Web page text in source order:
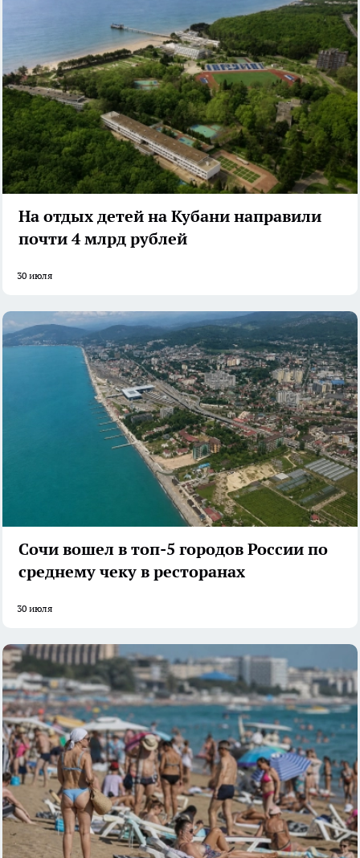
На отдых детей на Кубани направили
почти 4 млрд рублей
30 июля
Сочи вошел в топ-5 городов России по
среднему чеку в ресторанах
30 июля